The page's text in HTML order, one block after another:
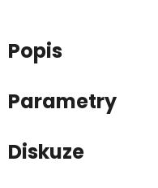
Popis
Parametry
Diskuze